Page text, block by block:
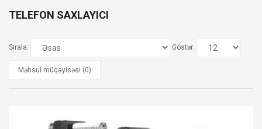
TELEFON SAXLAYICI
Sırala: Göstər:
Məhsul müqayisəsi (0)